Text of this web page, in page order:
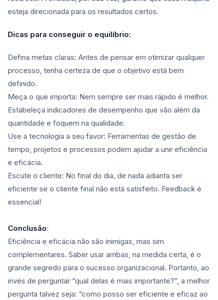
esteja direcionada para os resultados certos.
Dicas para conseguir o equilíbrio:
Defina metas claras: Antes de pensar em otimizar qualquer
processo, tenha certeza de que o objetivo está bem
definido.
Meça o que importa: Nem sempre ser mais rápido é melhor.
Estabeleça indicadores de desempenho que vão além da
quantidade e foquem na qualidade.
Use a tecnologia a seu favor: Ferramentas de gestão de
tempo, projetos e processos podem ajudar a unir eficiência
e eficácia.
Escute o cliente: No final do dia, de nada adianta ser
eficiente se o cliente final não está satisfeito. Feedback é
essencial!
Conclusão:
Eficiência e eficácia não são inimigas, mas sim
complementares. Saber usar ambas, na medida certa, é o
grande segredo para o sucesso organizacional. Portanto, ao
invés de perguntar “qual delas é mais importante?”, a melhor
pergunta talvez seja: “como posso ser eficiente e eficaz ao